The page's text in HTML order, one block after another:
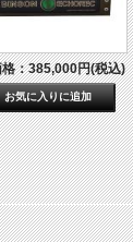
格：385,000円(税込)